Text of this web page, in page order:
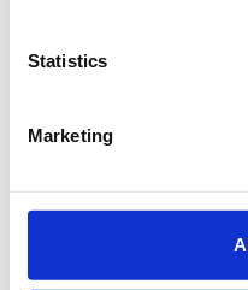
Statistics
Marketing
τους συμμετέχοντες ένα
Συγγραφή κειμένων στα
Στον χώρο του marketing,
πιο αποτελεσματικές και
Πες την ιστορία σου